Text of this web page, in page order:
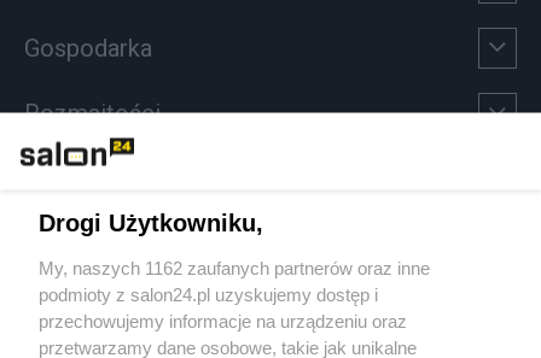
Gospodarka
Rozmaitości
Sport
Społeczeństwo
Drogi Użytkowniku,
My, naszych 1162 zaufanych partnerów oraz inne
podmioty z salon24.pl uzyskujemy dostęp i
przechowujemy informacje na urządzeniu oraz
przetwarzamy dane osobowe, takie jak unikalne